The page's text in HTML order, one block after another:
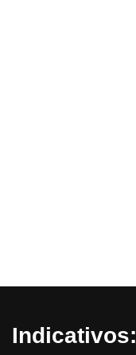
Indicativos: